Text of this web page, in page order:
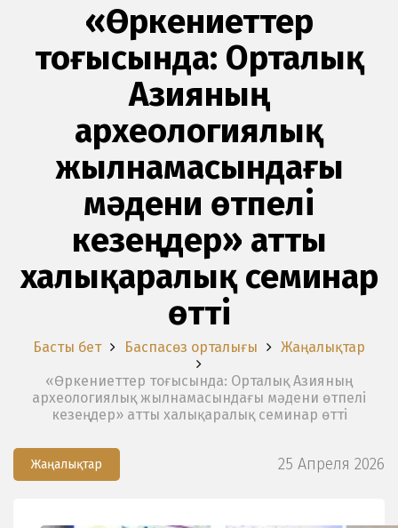
«Өркениеттер
тоғысында: Орталық
Азияның
археологиялық
жылнамасындағы
мәдени өтпелі
кезеңдер» атты
халықаралық семинар
өтті
Басты бет Баспасөз орталығы
Жаңалықтар
«Өркениеттер тоғысында: Орталық Азияның
археологиялық жылнамасындағы мәдени өтпелі
кезеңдер» атты халықаралық семинар өтті
Жаңалықтар 25 Апреля 2026